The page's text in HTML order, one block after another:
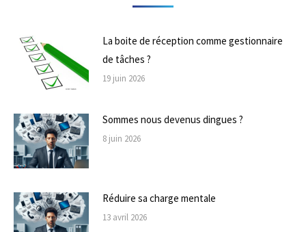
La boite de réception comme gestionnaire
de tâches ?
19 juin 2026
Sommes nous devenus dingues ?
8 juin 2026
Réduire sa charge mentale
13 avril 2026